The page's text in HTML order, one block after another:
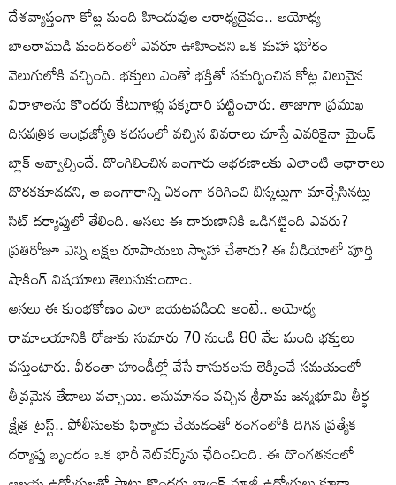
దేశవ్యాప్తంగా కోట్ల మంది హిందువుల ఆరాధ్యదైవం.. అయోధ్య
బాలరాముడి మందిరంలో ఎవరూ ఊహించని ఒక మహా ఘోరం
వెలుగులోకి వచ్చింది. భక్తులు ఎంతో భక్తితో సమర్పించిన కోట్ల విలువైన
విరాళాలను కొందరు కేటుగాళ్లు పక్కదారి పట్టించారు. తాజాగా ప్రముఖ
దినపత్రిక ఆంధ్రజ్యోతి కథనంలో వచ్చిన వివరాలు చూస్తే ఎవరికైనా మైండ్
బ్లాక్ అవ్వాల్సిందే. దొంగిలించిన బంగారు ఆభరణాలకు ఎలాంటి ఆధారాలు
దొరకకూడదని, ఆ బంగారాన్ని ఏకంగా కరిగించి బిస్కట్లుగా మార్చేసినట్లు
సిట్ దర్యాప్తులో తేలింది. అసలు ఈ దారుణానికి ఒడిగట్టింది ఎవరు?
ప్రతిరోజూ ఎన్ని లక్షల రూపాయలు స్వాహా చేశారు? ఈ వీడియోలో పూర్తి
షాకింగ్ విషయాలు తెలుసుకుందాం.
అసలు ఈ కుంభకోణం ఎలా బయటపడింది అంటే.. అయోధ్య
రామాలయానికి రోజుకు సుమారు 70 నుండి 80 వేల మంది భక్తులు
వస్తుంటారు. వీరంతా హుండీల్లో వేసే కానుకలను లెక్కించే సమయంలో
తీవ్రమైన తేడాలు వచ్చాయి. అనుమానం వచ్చిన శ్రీరామ జన్మభూమి తీర్థ
క్షేత్ర ట్రస్ట్.. పోలీసులకు ఫిర్యాదు చేయడంతో రంగంలోకి దిగిన ప్రత్యేక
దర్యాప్తు బృందం ఒక భారీ నెట్‌వర్క్‌ను ఛేదించింది. ఈ దొంగతనంలో